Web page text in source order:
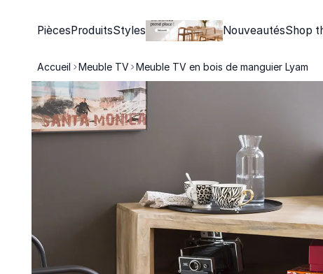
PiècesProduitsStyles NouveautésShop
Accueil Meuble TV Meuble TV en bois de manguier Lyam